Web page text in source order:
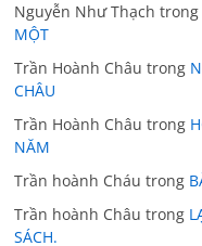
Nguyễn Như Thạch
MỘT
Trần Hoành Châu trong
CHÂU
Trần Hoành Châu trong
NĂM
Trần hoành Cháu trong
Trần hoành Châu trong
SÁCH.